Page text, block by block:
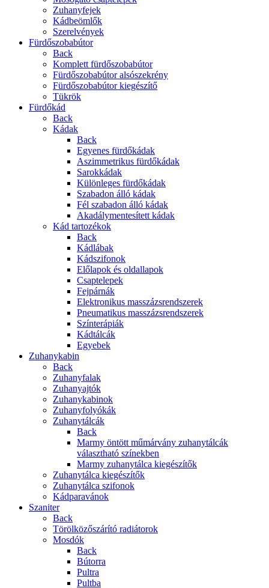
Zuhanyfejek
Kádbeömlők
Szerelvények
Fürdőszobabútor
Back
Komplett fürdőszobabútor
Fürdőszobabútor alsószekrény
Fürdőszobabútor kiegészítő
Tükrök
Fürdőkád
Back
Kádak
Back
Egyenes fürdőkádak
Aszimmetrikus fürdőkádak
Sarokkádak
Különleges fürdőkádak
Szabadon álló kádak
Fél szabadon álló kádak
Akadálymentesített kádak
Kád tartozékok
Back
Kádlábak
Kádszifonok
Előlapok és oldallapok
Csaptelepek
Fejpárnák
Elektronikus masszázsrendszerek
Pneumatikus masszázsrendszerek
Színterápiák
Kádtálcák
Egyebek
Zuhanykabin
Back
Zuhanyfalak
Zuhanyajtók
Zuhanykabinok
Zuhanyfolyókák
Zuhanytálcák
Back
Marmy öntött műmárvány zuhanytálcák
választható színekben
Marmy zuhanytálca kiegészítők
Zuhanytálca kiegészítők
Zuhanytálca szifonok
Kádparavánok
Szaniter
Back
Törölközőszárító radiátorok
Mosdók
Back
Bútorra
Pultra
Pultba